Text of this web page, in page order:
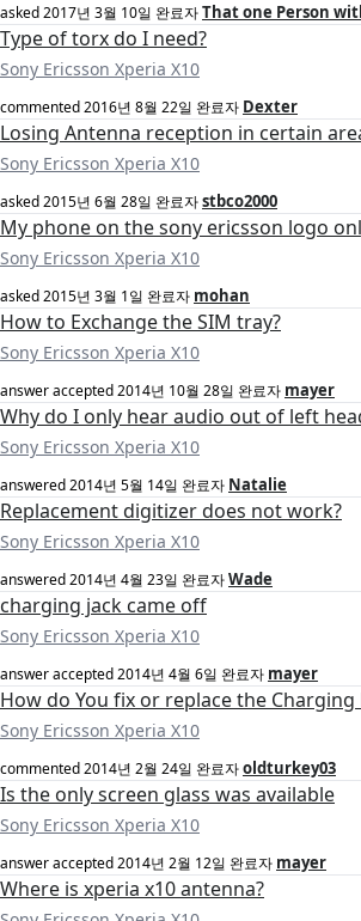
asked2017년 3월 10일 완료자That one Person
Type of torx do I need?
Sony Ericsson Xperia X10
commented2016년 8월 22일 완료자 Dexter
Losing Antenna reception in certain
Sony Ericsson Xperia X10
asked2015년 6월 28일 완료자stbco2000
My phone on the sony ericsson logo
Sony Ericsson Xperia X10
asked2015년 3월 1일 완료자 mohan
How to Exchange the SIM tray?
Sony Ericsson Xperia X10
answer accepted2014년 10월 28일 완료자 mayer
Why do I only hear audio out of left
Sony Ericsson Xperia X10
answered2014년 5월 14일 완료자 Natalie
Replacement digitizer does not work?
Sony Ericsson Xperia X10
answered2014년 4월 23일 완료자Wade
charging jack came off
Sony Ericsson Xperia X10
answer accepted2014년 4월 6일 완료자 mayer
How do You fix or replace the
Sony Ericsson Xperia X10
commented2014년 2월 24일 완료자oldturkey03
Is the only screen glass was available
Sony Ericsson Xperia X10
answer accepted2014년 2월 12일 완료자 mayer
Where is xperia x10 antenna?